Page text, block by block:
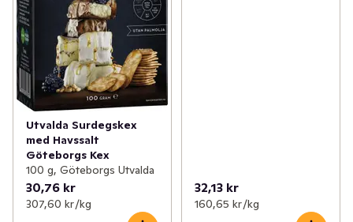
Utvalda Surdegskex
med Havssalt
Göteborgs Kex
100 g, Göteborgs Utvalda
30,76 kr
307,60 kr /kg
32,13 kr
160,65 kr /kg